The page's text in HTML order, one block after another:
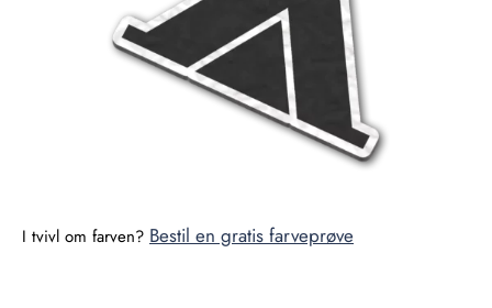
I tvivl om farven? Bestil en gratis farveprøve